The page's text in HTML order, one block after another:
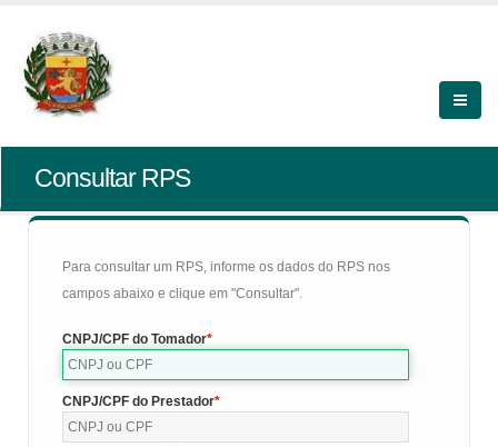
Consultar RPS
Para consultar um RPS, informe os dados do RPS nos
campos abaixo e clique em "Consultar".
CNPJ/CPF do Tomador
CNPJ/CPF do Prestador